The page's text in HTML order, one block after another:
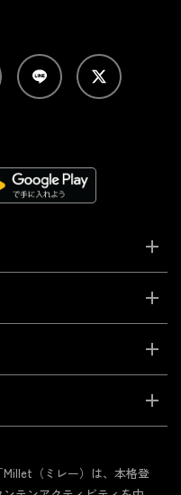
（ミレー）は、本格登